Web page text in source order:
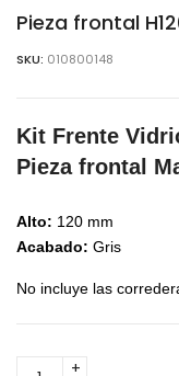
Pieza frontal
SKU: 010800148
Kit Frente
Pieza frontal
Alto: 120 mm
Acabado: Gris
No incluye las